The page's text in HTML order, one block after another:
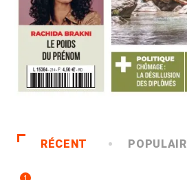
RÉCENT POPULAIR
1